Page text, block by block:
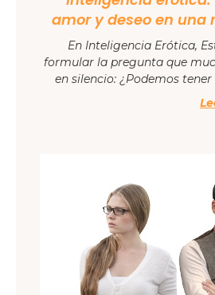
amor y deseo en una
En Inteligencia Erótica,
formular la pregunta que
en silencio: ¿Podemos